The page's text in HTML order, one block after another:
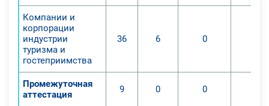
Компании и
корпорации
индустрии
туризма и
гостеприимства
36 6 0
Промежуточная
аттестация
9 0 0